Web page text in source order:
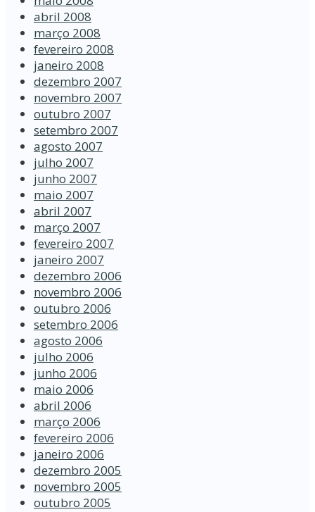
abril 2008
março 2008
fevereiro 2008
janeiro 2008
dezembro 2007
novembro 2007
outubro 2007
setembro 2007
agosto 2007
julho 2007
junho 2007
maio 2007
abril 2007
março 2007
fevereiro 2007
janeiro 2007
dezembro 2006
novembro 2006
outubro 2006
setembro 2006
agosto 2006
julho 2006
junho 2006
maio 2006
abril 2006
março 2006
fevereiro 2006
janeiro 2006
dezembro 2005
novembro 2005
outubro 2005